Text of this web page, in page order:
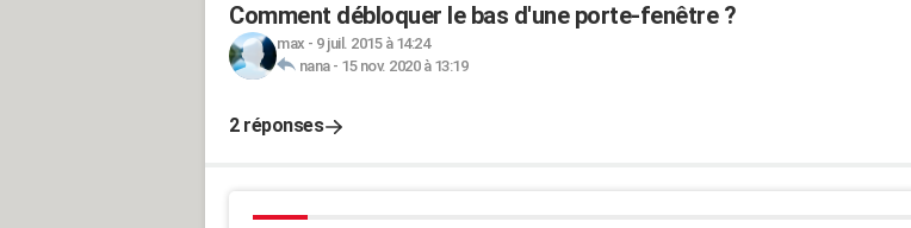
Comment débloquer le bas d'une porte-fenêtre ?
max - 9 juil. 2015 à 14:24
nana- 15 nov. 2020 à 13:19
2 réponses